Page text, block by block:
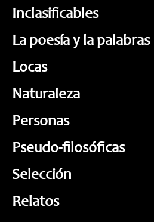
Inclasificables
La poesía y la palabras
Locas
Naturaleza
Personas
Pseudo-filosóficas
Selección
Relatos